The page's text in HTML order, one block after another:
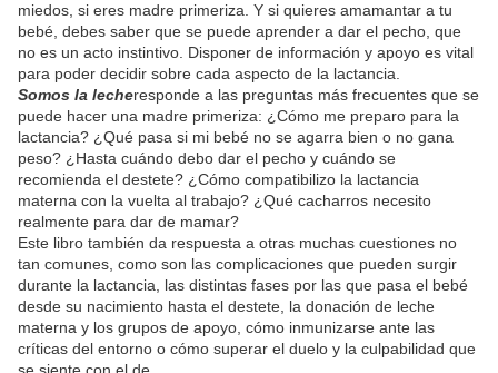
miedos, si eres madre primeriza. Y si quieres amamantar a tu
bebé, debes saber que se puede aprender a dar el pecho, que
no es un acto instintivo. Disponer de información y apoyo es vital
para poder decidir sobre cada aspecto de la lactancia.
Somos la lecheresponde a las preguntas más frecuentes que se
puede hacer una madre primeriza: ¿Cómo me preparo para la
lactancia? ¿Qué pasa si mi bebé no se agarra bien o no gana
peso? ¿Hasta cuándo debo dar el pecho y cuándo se
recomienda el destete? ¿Cómo compatibilizo la lactancia
materna con la vuelta al trabajo? ¿Qué cacharros necesito
realmente para dar de mamar?
Este libro también da respuesta a otras muchas cuestiones no
tan comunes, como son las complicaciones que pueden surgir
durante la lactancia, las distintas fases por las que pasa el bebé
desde su nacimiento hasta el destete, la donación de leche
materna y los grupos de apoyo, cómo inmunizarse ante las
críticas del entorno o cómo superar el duelo y la culpabilidad que